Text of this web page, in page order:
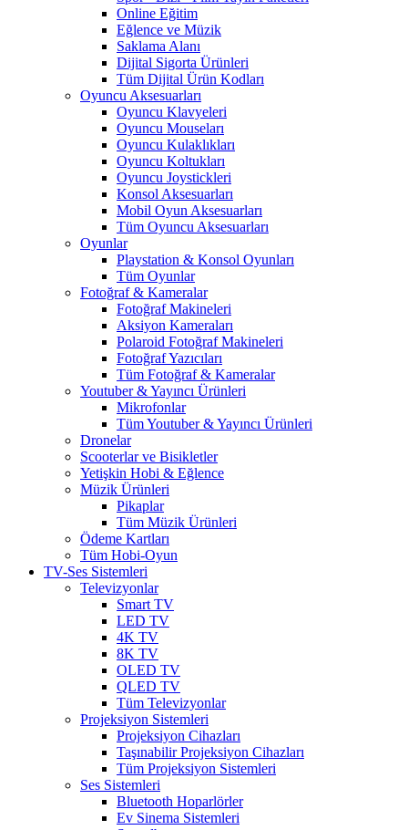
Online Eğitim
Eğlence ve Müzik
Saklama Alanı
Dijital Sigorta Ürünleri
Tüm Dijital Ürün Kodları
Oyuncu Aksesuarları
Oyuncu Klavyeleri
Oyuncu Mouseları
Oyuncu Kulaklıkları
Oyuncu Koltukları
Oyuncu Joystickleri
Konsol Aksesuarları
Mobil Oyun Aksesuarları
Tüm Oyuncu Aksesuarları
Oyunlar
Playstation & Konsol Oyunları
Tüm Oyunlar
Fotoğraf & Kameralar
Fotoğraf Makineleri
Aksiyon Kameraları
Polaroid Fotoğraf Makineleri
Fotoğraf Yazıcıları
Tüm Fotoğraf & Kameralar
Youtuber & Yayıncı Ürünleri
Mikrofonlar
Tüm Youtuber & Yayıncı Ürünleri
Dronelar
Scooterlar ve Bisikletler
Yetişkin Hobi & Eğlence
Müzik Ürünleri
Pikaplar
Tüm Müzik Ürünleri
Ödeme Kartları
Tüm Hobi-Oyun
TV-Ses Sistemleri
Televizyonlar
Smart TV
LED TV
4K TV
8K TV
OLED TV
QLED TV
Tüm Televizyonlar
Projeksiyon Sistemleri
Projeksiyon Cihazları
Taşınabilir Projeksiyon Cihazları
Tüm Projeksiyon Sistemleri
Ses Sistemleri
Bluetooth Hoparlörler
Ev Sinema Sistemleri